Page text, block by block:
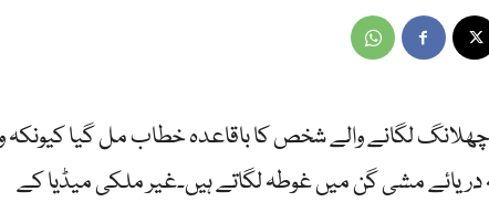
لگانے والے شخص کا باقاعدہ خطاب مل گیا کیونکہ
دریائے مشی گن میں غوطہ لگاتے ہیں۔غیر ملکی میڈیا کے